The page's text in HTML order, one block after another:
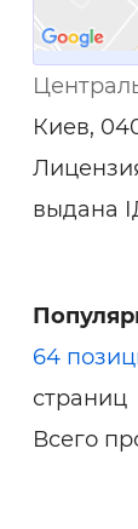
Киев,
выдана
64
страниц
Всего